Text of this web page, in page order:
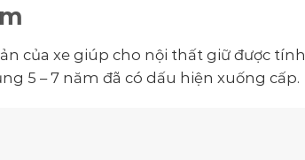
của xe giúp cho nội thất giữ được tính
5 – 7 năm đã có dấu hiện xuống cấp.